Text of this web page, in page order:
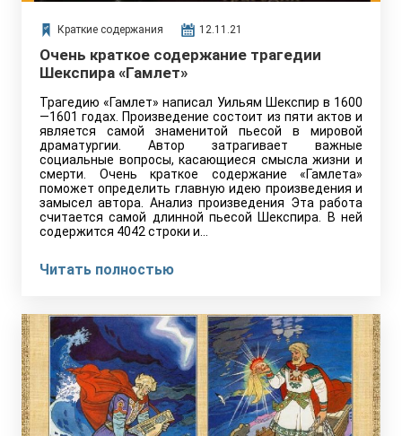
Краткие содержания 12.11.21
Очень краткое содержание трагедии
Шекспира «Гамлет»
Трагедию «Гамлет» написал Уильям Шекспир в 1600
—1601 годах. Произведение состоит из пяти актов и
является самой знаменитой пьесой в мировой
драматургии. Автор затрагивает важные
социальные вопросы, касающиеся смысла жизни и
смерти. Очень краткое содержание «Гамлета»
поможет определить главную идею произведения и
замысел автора. Анализ произведения Эта работа
считается самой длинной пьесой Шекспира. В ней
содержится 4042 строки и…
Читать полностью